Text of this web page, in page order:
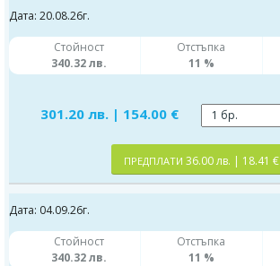
Дата: 20.08.26г.
Стойност
340.32 лв.
Отстъпка
11 %
301.20 лв. | 154.00 €
ПРЕДПЛАТИ 36.00 лв. | 18.41 €
Дата: 04.09.26г.
Стойност
340.32 лв.
Отстъпка
11 %